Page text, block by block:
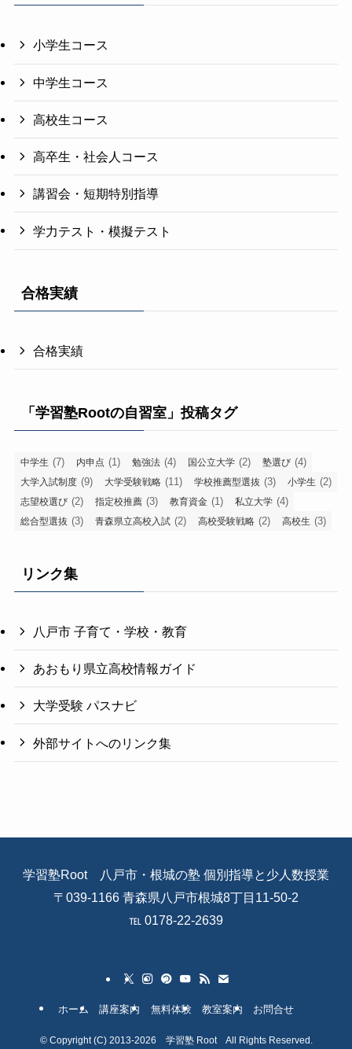
小学生コース
中学生コース
高校生コース
高卒生・社会人コース
講習会・短期特別指導
学力テスト・模擬テスト
合格実績
合格実績
「学習塾Rootの自習室」投稿タグ
中学生 (7) 内申点 (1) 勉強法 (4) 国公立大学 (2) 塾選び (4)
大学入試制度 (9) 大学受験戦略 (11) 学校推薦型選抜 (3) 小学生 (2)
志望校選び (2) 指定校推薦 (3) 教育資金 (1) 私立大学 (4)
総合型選抜 (3) 青森県立高校入試 (2) 高校受験戦略 (2) 高校生 (3)
リンク集
八戸市 子育て・学校・教育
あおもり県立高校情報ガイド
大学受験 パスナビ
外部サイトへのリンク集
学習塾Root 八戸市・根城の塾 個別指導と少人数授業
〒039-1166 青森県八戸市根城8丁目11-50-2
℡ 0178-22-2639
ホーム 講座案内 無料体験 教室案内 お問合せ
©Copyright (C) 2013-2026 学習塾 Root All Rights Reserved.